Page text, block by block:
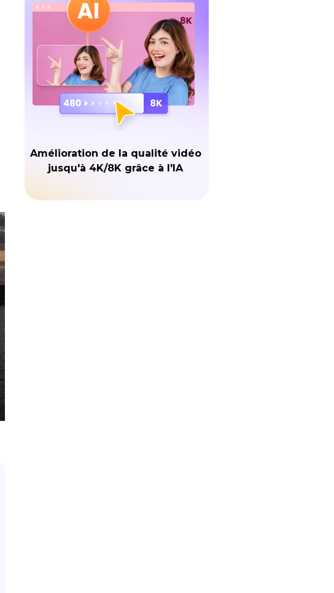
Amélioration de la qualité vidéo
jusqu'à 4K/8K grâce à l'IA